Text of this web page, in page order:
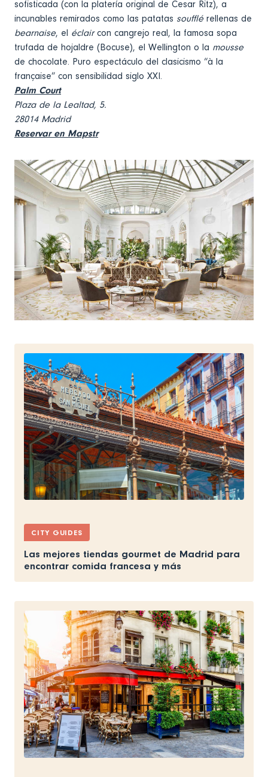
sofisticada (con la platería original de Cesar Ritz), a
incunables remirados como las patatas soufflé rellenas de
bearnaise, el éclaircon cangrejo real, la famosa sopa
trufada de hojaldre (Bocuse), el Wellington o la mousse
de chocolate. Puro espectáculo del clasicismo “à la
française” con sensibilidad siglo XXI.
Palm Court
Plaza de la Lealtad, 5.
28014 Madrid
Reservar en Mapstr
CITY GUIDES
Las mejores tiendas gourmet de Madrid para
encontrar comida francesa y más